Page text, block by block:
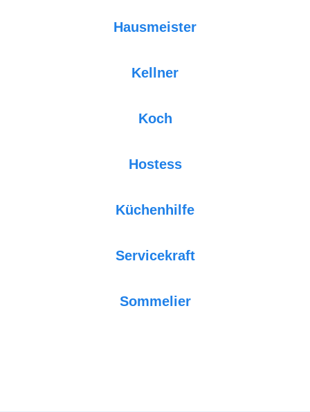
Hausmeister
Kellner
Koch
Hostess
Küchenhilfe
Servicekraft
Sommelier